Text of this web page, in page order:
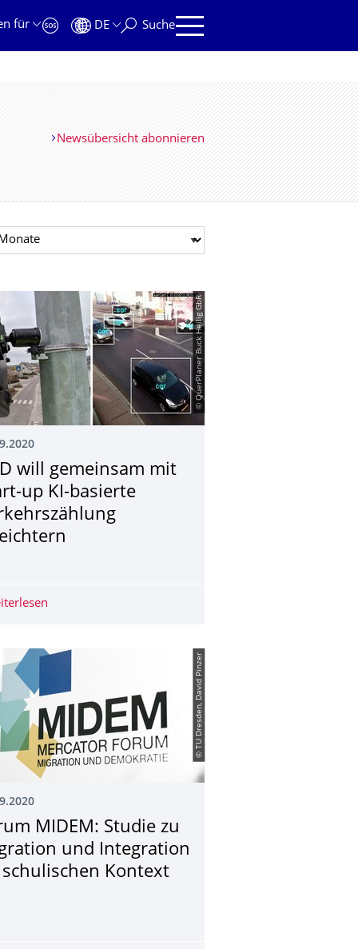
für
DE Suche
Newsübersicht abonnieren
auswählen
© QuerPlaner Buck Heilig GbR
will gemeinsam mit
up KI-basierte
© TU Dresden, David Pinzer
MIDEM: Studie zu
und Integration
Kontext